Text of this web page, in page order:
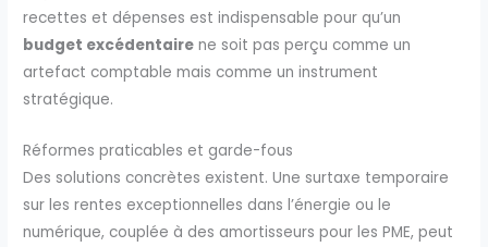
recettes et dépenses est indispensable pour qu’un
budget excédentaire ne soit pas perçu comme un
artefact comptable mais comme un instrument
stratégique.
Réformes praticables et garde-fous
Des solutions concrètes existent. Une surtaxe temporaire
sur les rentes exceptionnelles dans l’énergie ou le
numérique, couplée à des amortisseurs pour les PME, peut